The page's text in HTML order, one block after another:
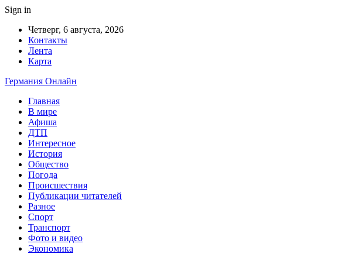
Sign in
Четверг, 6 августа, 2026
Контакты
Лента
Карта
Германия Онлайн
Главная
В мире
Афиша
ДТП
Интересное
История
Общество
Погода
Происшествия
Публикации читателей
Разное
Спорт
Транспорт
Фото и видео
Экономика